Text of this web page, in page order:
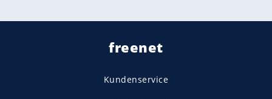
freenet
Kundenservice